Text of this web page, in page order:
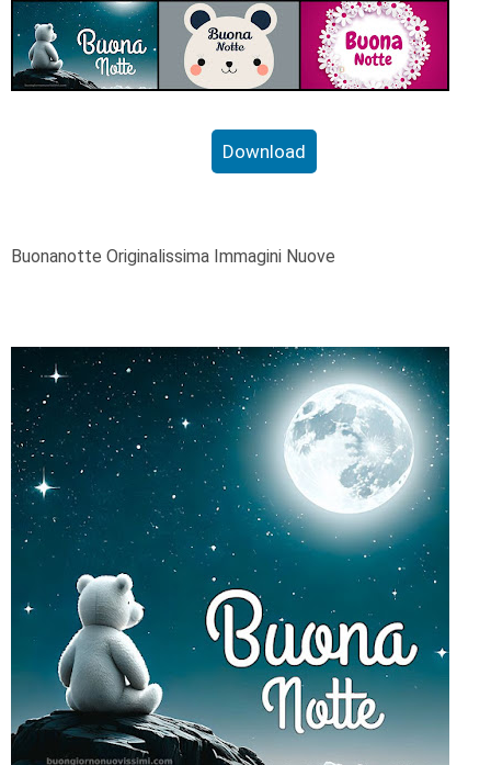
Download
Buonanotte Originalissima Immagini Nuove